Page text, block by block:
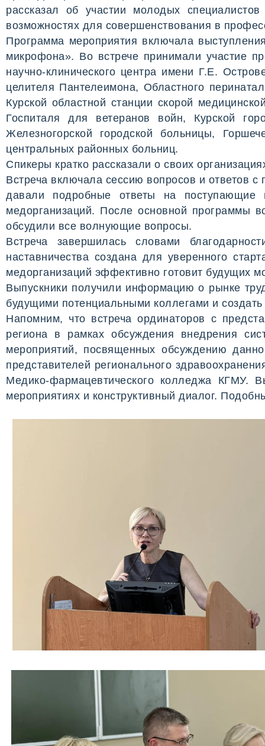
рассказал об участии молодых
возможностях для совершенствования в
Программа мероприятия включала
микрофона». Во встрече принимали участие
научно-клинического центра имени Г.Е.
целителя Пантелеимона, Областного
Курской областной станции скорой
Госпиталя для ветеранов войн, Курской
Железногорской городской больницы,
центральных районных больниц.
Спикеры кратко рассказали о своих
Встреча включала сессию вопросов и ответов
давали подробные ответы на поступающие
медорганизаций. После основной программы
обсудили все волнующие вопросы.
Встреча завершилась словами
наставничества создана для уверенного
медорганизаций эффективно готовит будущих
Выпускники получили информацию о рынке
будущими потенциальными коллегами и
Напомним, что встреча ординаторов с
региона в рамках обсуждения внедрения
мероприятий, посвященных обсуждению
представителей регионального
Медико-фармацевтического колледжа КГМУ.
мероприятиях и конструктивный диалог.